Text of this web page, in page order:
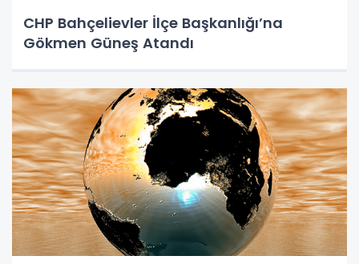
CHP Bahçelievler İlçe Başkanlığı’na
Gökmen Güneş Atandı